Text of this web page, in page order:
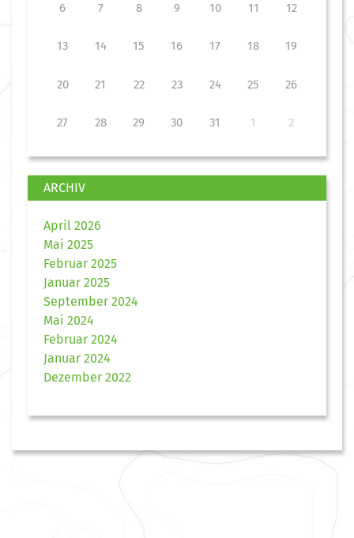
6 7 8 9 10 11 12
13 14 15 16 17 18 19
20 21 22 23 24 25 26
27 28 29 30 31 1 2
ARCHIV
April 2026
Mai 2025
Februar 2025
Januar 2025
September 2024
Mai 2024
Februar 2024
Januar 2024
Dezember 2022